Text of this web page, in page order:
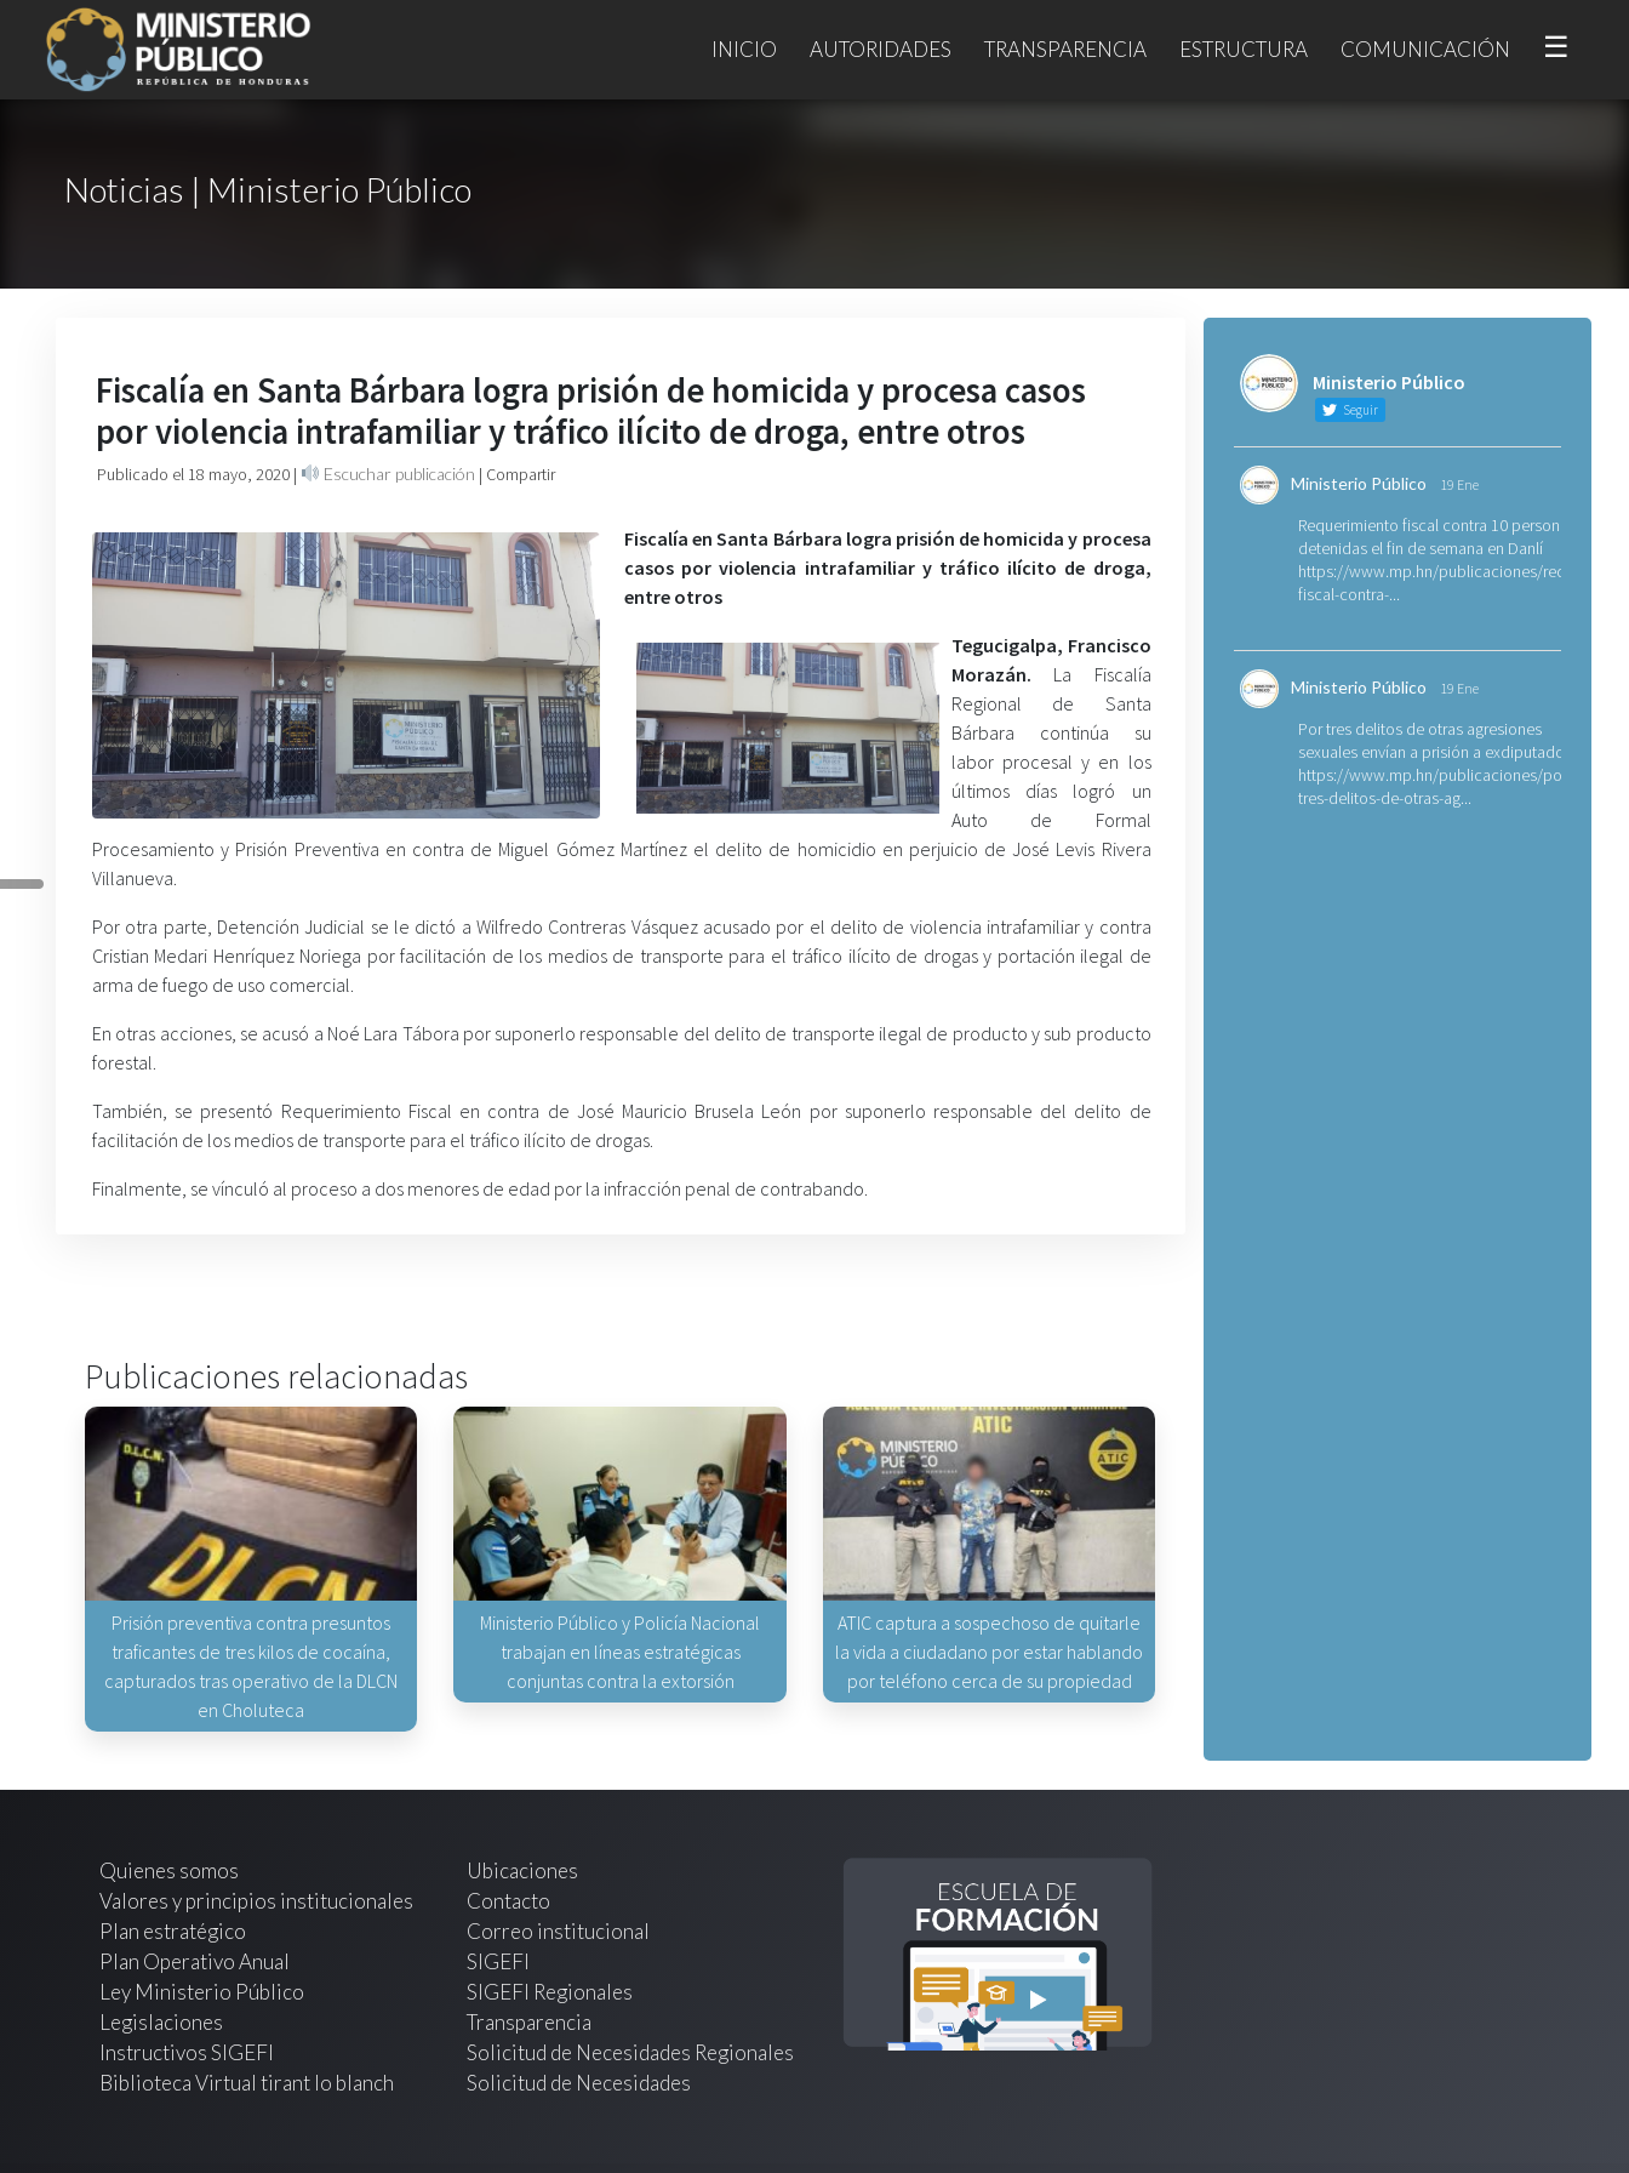
INICIO AUTORIDADES TRANSPARENCIA ESTRUCTURA COMUNICACIÓN ☰
Noticias | Ministerio Público
Fiscalía en Santa Bárbara logra prisión de homicida y procesa casos
por violencia intrafamiliar y tráfico ilícito de droga, entre otros
Publicado el 18 mayo, 2020 | Escuchar publicación | Compartir
Fiscalía en Santa Bárbara logra prisión de homicida y procesa
casos por violencia intrafamiliar y tráfico ilícito de droga,
entre otros
Tegucigalpa, Francisco
Morazán. La Fiscalía
Regional de Santa
Bárbara continúa su
labor procesal y en los
últimos días logró un
Auto de Formal
Procesamiento y Prisión Preventiva en contra de Miguel Gómez Martínez el delito de homicidio en perjuicio de José Levis Rivera
Villanueva.
Por otra parte, Detención Judicial se le dictó a Wilfredo Contreras Vásquez acusado por el delito de violencia intrafamiliar y contra
Cristian Medari Henríquez Noriega por facilitación de los medios de transporte para el tráfico ilícito de drogas y portación ilegal de
arma de fuego de uso comercial.
En otras acciones, se acusó a Noé Lara Tábora por suponerlo responsable del delito de transporte ilegal de producto y sub producto
forestal.
También, se presentó Requerimiento Fiscal en contra de José Mauricio Brusela León por suponerlo responsable del delito de
facilitación de los medios de transporte para el tráfico ilícito de drogas.
Finalmente, se vínculó al proceso a dos menores de edad por la infracción penal de contrabando.
Publicaciones relacionadas
Prisión preventiva contra presuntos
traficantes de tres kilos de cocaína,
capturados tras operativo de la DLCN
en Choluteca
Ministerio Público y Policía Nacional
trabajan en líneas estratégicas
conjuntas contra la extorsión
ATIC captura a sospechoso de quitarle
la vida a ciudadano por estar hablando
por teléfono cerca de su propiedad
Ministerio Público
Seguir
Ministerio Público 19 Ene
Requerimiento fiscal contra 10 personas
detenidas el fin de semana en Danlí
https://www.mp.hn/publicaciones/
fiscal-contra-...
Ministerio Público 19 Ene
Por tres delitos de otras agresiones
sexuales envían a prisión a exdiputado
https://www.mp.hn/publicaciones/por-
tres-delitos-de-otras-ag...
Quienes somos
Valores y principios institucionales
Plan estratégico
Plan Operativo Anual
Ley Ministerio Público
Legislaciones
Instructivos SIGEFI
Biblioteca Virtual tirant lo blanch
Ubicaciones
Contacto
Correo institucional
SIGEFI
SIGEFI Regionales
Transparencia
Solicitud de Necesidades Regionales
Solicitud de Necesidades